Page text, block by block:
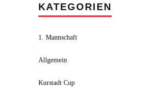
KATEGORIEN
1. Mannschaft
Allgemein
Kurstadt Cup